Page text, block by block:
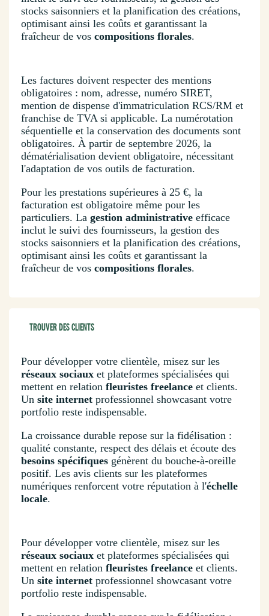
stocks saisonniers et la planification des créations,
optimisant ainsi les coûts et garantissant la
fraîcheur de vos compositions florales.
Les factures doivent respecter des mentions
obligatoires : nom, adresse, numéro SIRET,
mention de dispense d'immatriculation RCS/RM et
franchise de TVA si applicable. La numérotation
séquentielle et la conservation des documents sont
obligatoires. À partir de septembre 2026, la
dématérialisation devient obligatoire, nécessitant
l'adaptation de vos outils de facturation.
Pour les prestations supérieures à 25 €, la
facturation est obligatoire même pour les
particuliers. La gestion administrative efficace
inclut le suivi des fournisseurs, la gestion des
stocks saisonniers et la planification des créations,
optimisant ainsi les coûts et garantissant la
fraîcheur de vos compositions florales.
TROUVER DES CLIENTS
Pour développer votre clientèle, misez sur les
réseaux sociaux et plateformes spécialisées qui
mettent en relation fleuristes freelance et clients.
Un site internet professionnel showcasant votre
portfolio reste indispensable.
La croissance durable repose sur la fidélisation :
qualité constante, respect des délais et écoute des
besoins spécifiques génèrent du bouche-à-oreille
positif. Les avis clients sur les plateformes
numériques renforcent votre réputation à l'échelle
locale.
Pour développer votre clientèle, misez sur les
réseaux sociaux et plateformes spécialisées qui
mettent en relation fleuristes freelance et clients.
Un site internet professionnel showcasant votre
portfolio reste indispensable.